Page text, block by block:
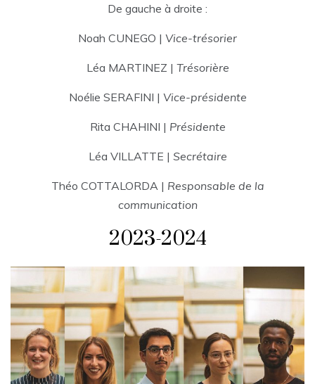
De gauche à droite :
Noah CUNEGO | Vice-trésorier
Léa MARTINEZ | Trésorière
Noélie SERAFINI | Vice-présidente
Rita CHAHINI | Présidente
Léa VILLATTE | Secrétaire
Théo COTTALORDA | Responsable de la
communication
2023-2024